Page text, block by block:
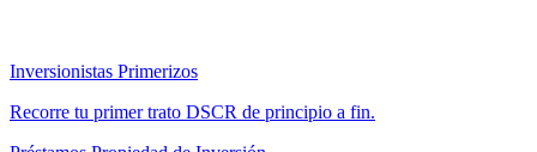
Inversionistas Primerizos
Recorre tu primer trato DSCR de principio a fin.